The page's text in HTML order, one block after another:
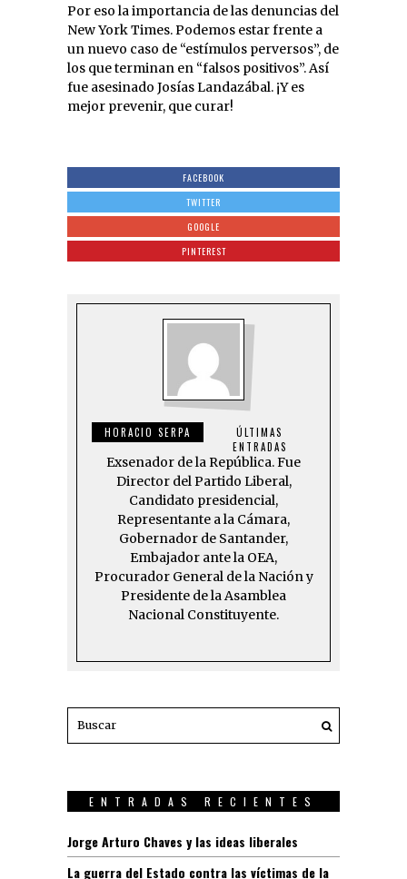
Por eso la importancia de las denuncias del
New York Times. Podemos estar frente a
un nuevo caso de “estímulos perversos”, de
los que terminan en “falsos positivos”. Así
fue asesinado Josías Landazábal. ¡Y es
mejor prevenir, que curar!
FACEBOOK
TWITTER
GOOGLE
PINTEREST
HORACIO SERPA
ÚLTIMAS
ENTRADAS
Exsenador de la República. Fue
Director del Partido Liberal,
Candidato presidencial,
Representante a la Cámara,
Gobernador de Santander,
Embajador ante la OEA,
Procurador General de la Nación y
Presidente de la Asamblea
Nacional Constituyente.
ENTRADAS RECIENTES
Jorge Arturo Chaves y las ideas liberales
La guerra del Estado contra las víctimas de la